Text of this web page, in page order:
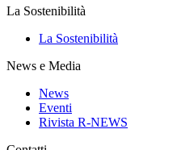
La Sostenibilità
La Sostenibilità
News e Media
News
Eventi
Rivista R-NEWS